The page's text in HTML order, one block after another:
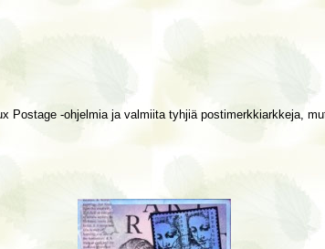
Postage -ohjelmia ja valmiita tyhjiä postimerkkiarkkeja,